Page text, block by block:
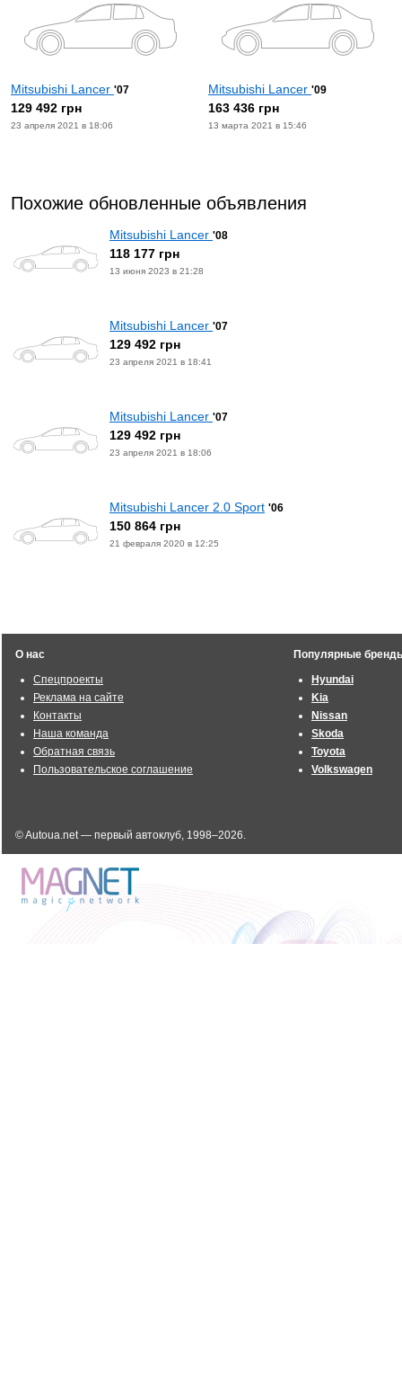
Mitsubishi Lancer '07
129 492 грн
23 апреля 2021 в 18:06
Mitsubishi Lancer '09
163 436 грн
13 марта 2021 в 15:46
Похожие обновленные объявления
Mitsubishi Lancer '08
118 177 грн
13 июня 2023 в 21:28
Mitsubishi Lancer '07
129 492 грн
23 апреля 2021 в 18:41
Mitsubishi Lancer '07
129 492 грн
23 апреля 2021 в 18:06
Mitsubishi Lancer 2.0 Sport '06
150 864 грн
21 февраля 2020 в 12:25
О нас
Спецпроекты
Реклама на сайте
Контакты
Наша команда
Обратная связь
Пользовательское соглашение
Популярные
Hyundai
Kia
Nissan
Skoda
Toyota
Volkswagen
© Autoua.net — первый автоклуб, 1998–2026.